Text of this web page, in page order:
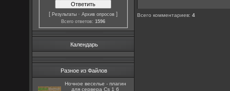
[Результаты ·Архив опросов ]
Всего ответов:1596
Календарь
Разное из Файлов
Ночное веселье - плагин
для сервера Cs 1 6
Всего комментариев:4